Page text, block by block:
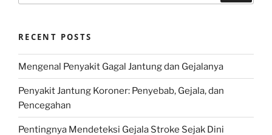
RECENT POSTS
Mengenal Penyakit Gagal Jantung dan Gejalanya
Penyakit Jantung Koroner: Penyebab, Gejala, dan
Pencegahan
Pentingnya Mendeteksi Gejala Stroke Sejak Dini